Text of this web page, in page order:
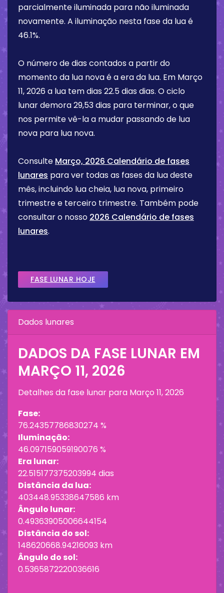
parcialmente iluminada para não iluminada
novamente. A iluminação nesta fase da lua é
46.1%.
O número de dias contados a partir do
momento da lua nova é a era da lua. Em Março
11, 2026 a lua tem dias 22.5 dias dias. O ciclo
lunar demora 29,53 dias para terminar, o que
nos permite vê-la a mudar passando de lua
nova para lua nova.
Consulte Março, 2026 Calendário de fases
lunares para ver todas as fases da lua deste
mês, incluindo lua cheia, lua nova, primeiro
trimestre e terceiro trimestre. Também pode
consultar o nosso 2026 Calendário de fases
lunares.
FASE LUNAR HOJE
Dados lunares
DADOS DA FASE LUNAR EM
MARÇO 11, 2026
Detalhes da fase lunar para Março 11, 2026
Fase:
76.24357786830274 %
Iluminação:
46.097159059190076 %
Era lunar:
22.515177375203994 dias
Distância da lua:
403448.95338647586 km
Ângulo lunar:
0.49363905006644154
Distância do sol:
148620668.94216093 km
Ângulo do sol:
0.5365872220036616